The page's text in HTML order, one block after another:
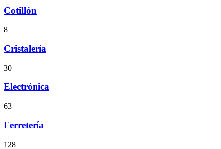
Cotillón
8
Cristalería
30
Electrónica
63
Ferretería
128